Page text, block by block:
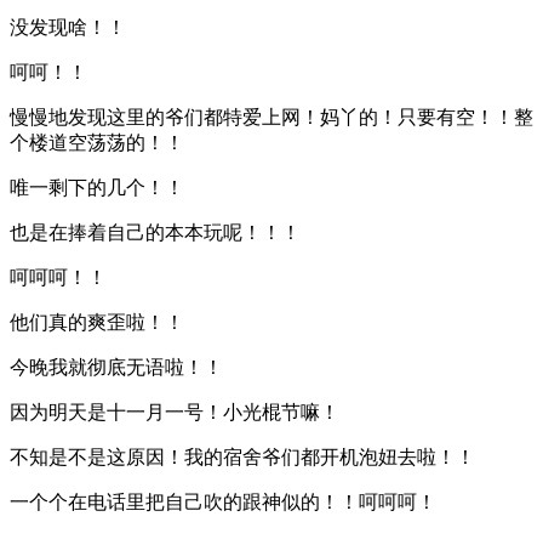
没发现啥！！
呵呵！！
慢慢地发现这里的爷们都特爱上网！妈丫的！只要有空！！整
个楼道空荡荡的！！
唯一剩下的几个！！
也是在捧着自己的本本玩呢！！！
呵呵呵！！
他们真的爽歪啦！！
今晚我就彻底无语啦！！
因为明天是十一月一号！小光棍节嘛！
不知是不是这原因！我的宿舍爷们都开机泡妞去啦！！
一个个在电话里把自己吹的跟神似的！！呵呵呵！